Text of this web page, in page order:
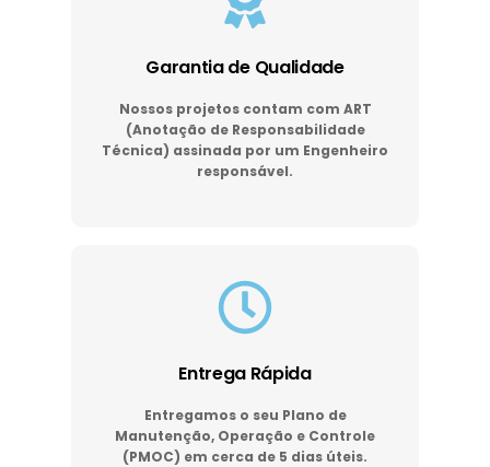
Garantia de Qualidade
Nossos projetos contam com ART
(Anotação de Responsabilidade
Técnica) assinada por um Engenheiro
responsável.
Entrega Rápida
Entregamos o seu Plano de
Manutenção, Operação e Controle
(PMOC) em cerca de 5 dias úteis.